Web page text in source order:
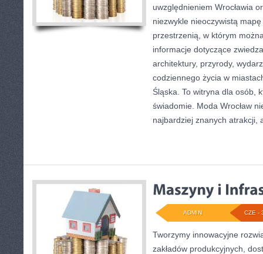
uwzględnieniem Wrocławia
niezwykle nieoczywistą
przestrzenią, w którym
informacje dotyczące
architektury, przyrody,
codziennego życia w
Śląska. To witryna dla osób,
świadomie. Moda Wrocław
najbardziej znanych atrakcji,
CZE -
ADMIN
Tworzymy innowacyjne
zakładów produkcyjnych,